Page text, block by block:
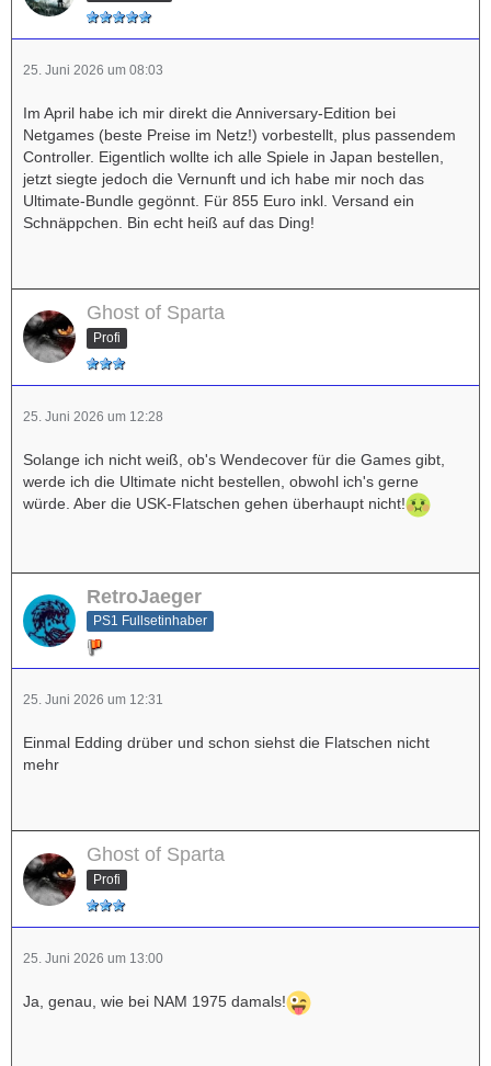
25. Juni 2026 um 08:03
Im April habe ich mir direkt die Anniversary-Edition bei
Netgames (beste Preise im Netz!) vorbestellt, plus passendem
Controller. Eigentlich wollte ich alle Spiele in Japan bestellen,
jetzt siegte jedoch die Vernunft und ich habe mir noch das
Ultimate-Bundle gegönnt. Für 855 Euro inkl. Versand ein
Schnäppchen. Bin echt heiß auf das Ding!
Ghost of Sparta
Profi
25. Juni 2026 um 12:28
Solange ich nicht weiß, ob's Wendecover für die Games gibt,
werde ich die Ultimate nicht bestellen, obwohl ich's gerne
würde. Aber die USK-Flatschen gehen überhaupt nicht!
RetroJaeger
PS1 Fullsetinhaber
25. Juni 2026 um 12:31
Einmal Edding drüber und schon siehst die Flatschen nicht
mehr
Ghost of Sparta
Profi
25. Juni 2026 um 13:00
Ja, genau, wie bei NAM 1975 damals!